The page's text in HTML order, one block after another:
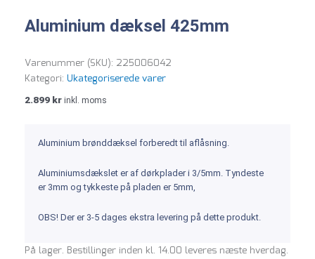
Aluminium dæksel 425mm
Varenummer (SKU): 225006042
Kategori: Ukategoriserede varer
2.899 kr inkl. moms
Aluminium brønddæksel forberedt til aflåsning.
Aluminiumsdækslet er af dørkplader i 3/5mm. Tyndeste
er 3mm og tykkeste på pladen er 5mm,
OBS! Der er 3-5 dages ekstra levering på dette produkt.
På lager. Bestillinger inden kl. 14.00 leveres næste hverdag.
Aluminium